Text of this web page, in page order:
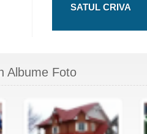
SATUL CRIVA
Albume Foto